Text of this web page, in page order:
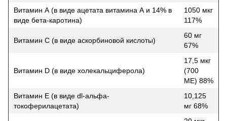
Витамин А (в виде ацетата витамина А и 14% в
виде бета-каротина)
1050 мкг
117%
Витамин С (в виде аскорбиновой кислоты)
60 мг
67%
Витамин D (в виде холекальциферола)
17,5 мкг
(700
МЕ) 88%
Витамин Е (в виде dl-альфа-
токоферилацетата)
10,125
мг 68%